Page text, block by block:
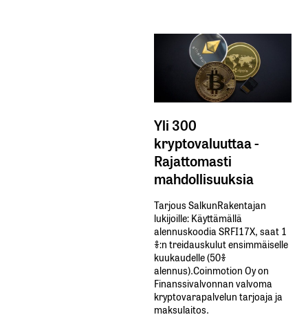
Yli 300
kryptovaluuttaa -
Rajattomasti
mahdollisuuksia
Tarjous SalkunRakentajan
lukijoille: Käyttämällä​ ​
alennuskoodia​ ​SRFI17X,​ ​saat​ ​1
%:n treidauskulut​ ​ensimmäiselle​ ​
kuukaudelle​ ​(50%​ ​
alennus).Coinmotion Oy on
Finanssivalvonnan valvoma
kryptovarapalvelun tarjoaja ja
maksulaitos.